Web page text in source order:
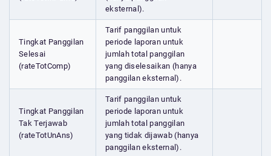
eksternal).
Tingkat Panggilan
Selesai
(rateTotComp)
Tarif panggilan untuk
periode laporan untuk
jumlah total panggilan
yang diselesaikan (hanya
panggilan eksternal).
Tingkat Panggilan
Tak Terjawab
(rateTotUnAns)
Tarif panggilan untuk
periode laporan untuk
jumlah total panggilan
yang tidak dijawab (hanya
panggilan eksternal).